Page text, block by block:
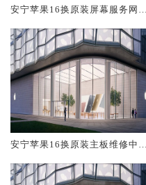
安宁苹果16换原装屏幕服务网点
安宁苹果16换原装主板维修中心